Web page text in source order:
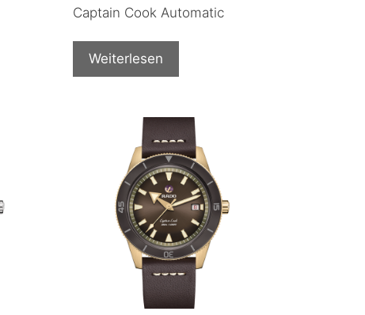
Captain Cook Automatic
Weiterlesen